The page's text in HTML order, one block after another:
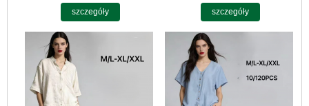
szczegóły szczegóły